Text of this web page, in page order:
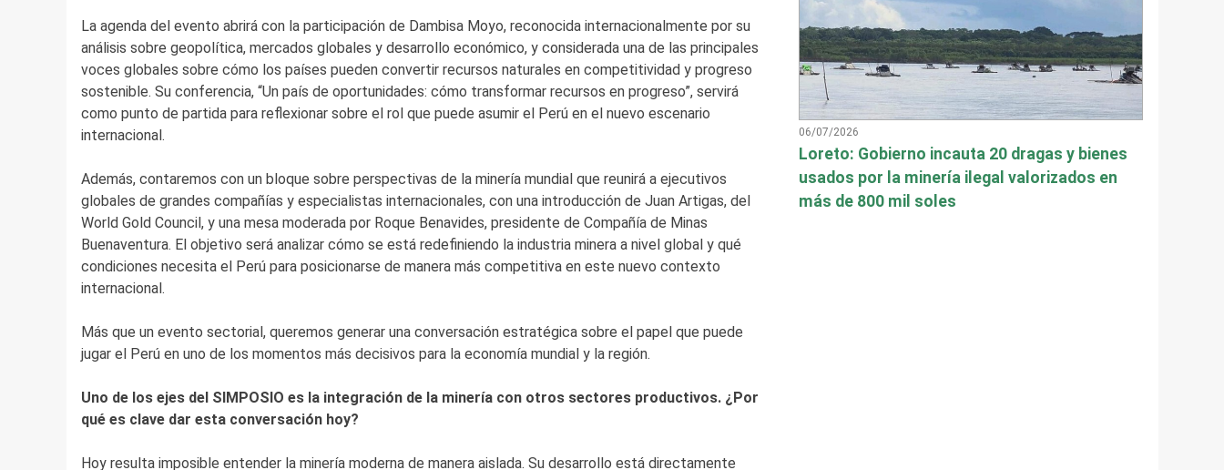
La agenda del evento abrirá con la participación de Dambisa Moyo, reconocida internacionalmente por su
análisis sobre geopolítica, mercados globales y desarrollo económico, y considerada una de las principales
voces globales sobre cómo los países pueden convertir recursos naturales en competitividad y progreso
sostenible. Su conferencia, “Un país de oportunidades: cómo transformar recursos en progreso”, servirá
como punto de partida para reflexionar sobre el rol que puede asumir el Perú en el nuevo escenario
internacional.
Además, contaremos con un bloque sobre perspectivas de la minería mundial que reunirá a ejecutivos
globales de grandes compañías y especialistas internacionales, con una introducción de Juan Artigas, del
World Gold Council, y una mesa moderada por Roque Benavides, presidente de Compañía de Minas
Buenaventura. El objetivo será analizar cómo se está redefiniendo la industria minera a nivel global y qué
condiciones necesita el Perú para posicionarse de manera más competitiva en este nuevo contexto
internacional.
Más que un evento sectorial, queremos generar una conversación estratégica sobre el papel que puede
jugar el Perú en uno de los momentos más decisivos para la economía mundial y la región.
Uno de los ejes del SIMPOSIO es la integración de la minería con otros sectores productivos. ¿Por
qué es clave dar esta conversación hoy?
Hoy resulta imposible entender la minería moderna de manera aislada. Su desarrollo está directamente
06/07/2026
Loreto: Gobierno incauta 20 dragas y bienes
usados por la minería ilegal valorizados en
más de 800 mil soles